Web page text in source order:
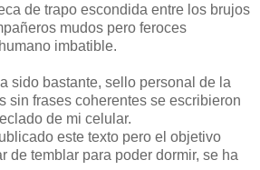
de trapo escondida entre los brujos
mudos pero feroces
imbatible.
sido bastante, sello personal de la
sin frases coherentes se escribieron
de mi celular.
este texto pero el objetivo
de temblar para poder dormir, se ha